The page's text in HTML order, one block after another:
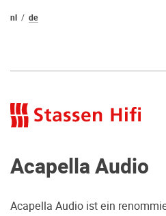
nl
de
Acapella Audio
Acapella Audio ist ein